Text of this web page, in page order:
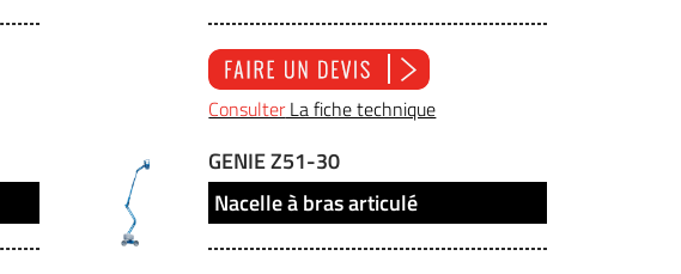
ConsulterLa fiche technique
GENIE Z51-30
Nacelle à bras articulé